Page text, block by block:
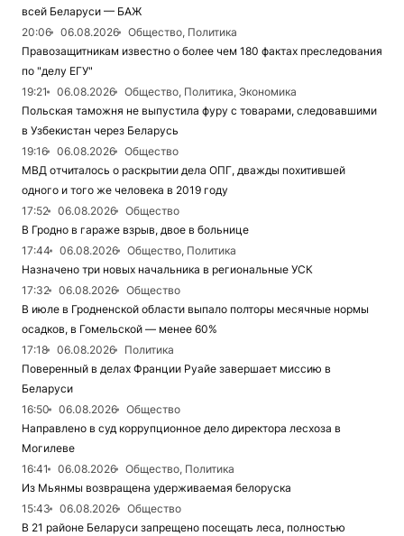
всей Беларуси — БАЖ
20:06
06.08.2026
Общество, Политика
Правозащитникам известно о более чем 180 фактах преследования
по "делу ЕГУ"
19:21
06.08.2026
Общество, Политика, Экономика
Польская таможня не выпустила фуру с товарами, следовавшими
в Узбекистан через Беларусь
19:16
06.08.2026
Общество
МВД отчиталось о раскрытии дела ОПГ, дважды похитившей
одного и того же человека в 2019 году
17:52
06.08.2026
Общество
В Гродно в гараже взрыв, двое в больнице
17:44
06.08.2026
Общество, Политика
Назначено три новых начальника в региональные УСК
17:32
06.08.2026
Общество
В июле в Гродненской области выпало полторы месячные нормы
осадков, в Гомельской — менее 60%
17:18
06.08.2026
Политика
Поверенный в делах Франции Руайе завершает миссию в
Беларуси
16:50
06.08.2026
Общество
Направлено в суд коррупционное дело директора лесхоза в
Могилеве
16:41
06.08.2026
Общество, Политика
Из Мьянмы возвращена удерживаемая белоруска
15:43
06.08.2026
Общество
В 21 районе Беларуси запрещено посещать леса, полностью